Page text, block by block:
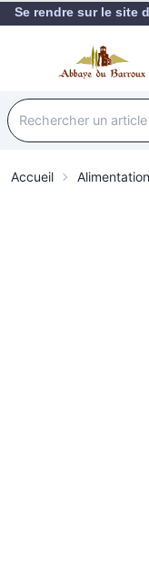
Se rendre sur le site
Accueil Alimentation